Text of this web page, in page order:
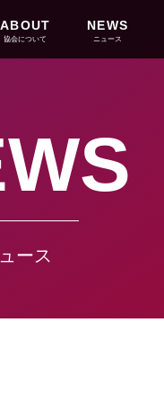
ABOUT
協会について
NEWS
ニュース
ース